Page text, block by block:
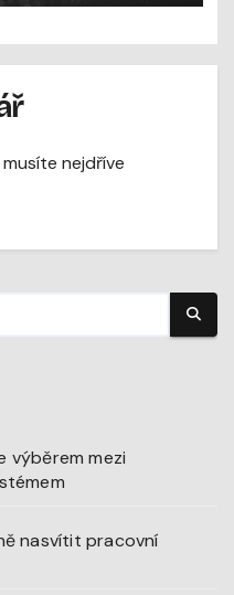
nejdříve
výběrem mezi
nasvítit pracovní